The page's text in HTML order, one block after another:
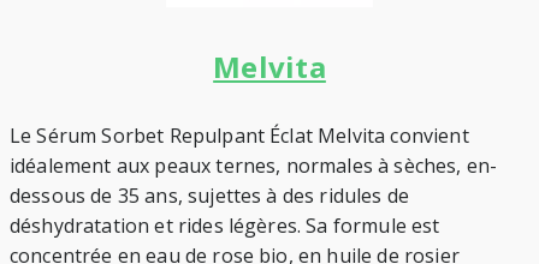
Melvita
Le Sérum Sorbet Repulpant Éclat Melvita convient
idéalement aux peaux ternes, normales à sèches, en-
dessous de 35 ans, sujettes à des ridules de
déshydratation et rides légères. Sa formule est
concentrée en eau de rose bio, en huile de rosier